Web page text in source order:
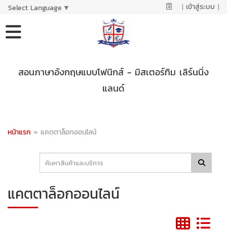
Select Language ▼ | เข้าสู่ระบบ |
สอนภาษาอังกฤษแบบโฟนิกส์ - มิสเตอร์ทิม เลิร์นนิ่ง
แลนด์
หน้าแรก » แคตตาล็อกออนไลน์
แคตตาล็อกออนไลน์